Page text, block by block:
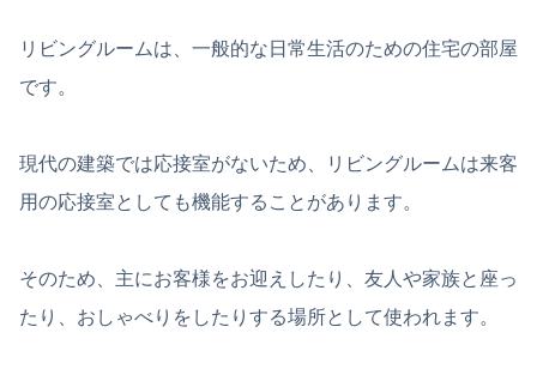
リビングルームは、一般的な日常生活のための住宅の部屋
です。
現代の建築では応接室がないため、リビングルームは来客
用の応接室としても機能することがあります。
そのため、主にお客様をお迎えしたり、友人や家族と座っ
たり、おしゃべりをしたりする場所として使われます。